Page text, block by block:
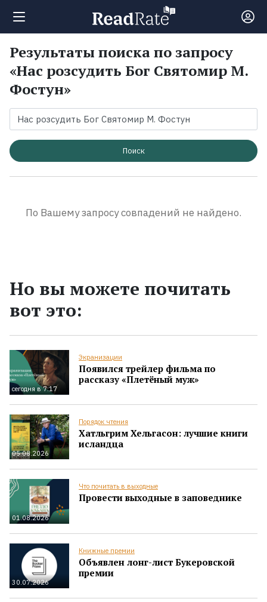
Поиск
Новости
Рейтинги
Экранизации
Результаты поиска по запросу
«Нас розсудить Бог Святомир М.
Фостун»
Поиск
По Вашему запросу совпадений не найдено.
Но вы можете почитать
вот это:
сегодня в 7:17
Экранизации
Появился трейлер фильма по
рассказу «Плетёный муж»
05.08.2026
Порядок чтения
Хатльгрим Хельгасон: лучшие книги
исландца
01.08.2026
Что почитать в выходные
Провести выходные в заповеднике
30.07.2026
Книжные премии
Объявлен лонг-лист Букеровской
премии